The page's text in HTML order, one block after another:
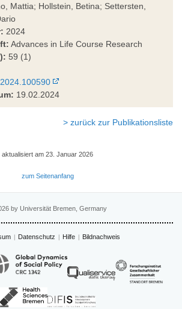
Mattia; Hollstein, Betina; Settersten,
2024
Advances in Life Course Research
59 (1)
19.02.2024
> zurück zur Publikationsliste
aktualisiert am 23. Januar 2026
zum Seitenanfang
by Universität Bremen, Germany
Datenschutz Hilfe Bildnachweis